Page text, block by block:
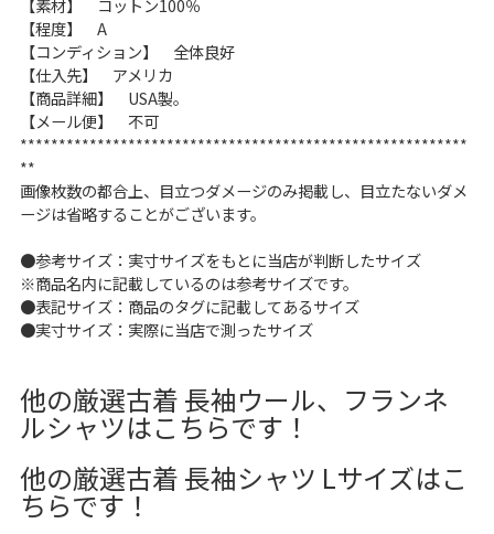
ご利用案内
お客様の声
レビュー1万件突破
お気に入りリスト
会員登録
会社概要
古着卸売
特定商取引法に基づく表示
プライバシーポリシー
【程度】 A
【コンディション】 全体良好
【仕入先】 アメリカ
【商品詳細】 USA製。
【メール便】 不可
**********************************************************
**
画像枚数の都合上、目立つダメージのみ掲載し、目立たないダメ
ージは省略することがございます。
●参考サイズ：実寸サイズをもとに当店が判断したサイズ
※商品名内に記載しているのは参考サイズです。
●表記サイズ：商品のタグに記載してあるサイズ
●実寸サイズ：実際に当店で測ったサイズ
他の厳選古着 長袖ウール、フランネ
ルシャツはこちらです！
他の厳選古着 長袖シャツ Lサイズはこ
ちらです！